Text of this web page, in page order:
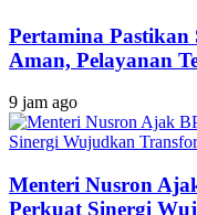
Pertamina
Aman, Pelayanan
9 jam ago
Menteri Nusron
Perkuat Sinergi